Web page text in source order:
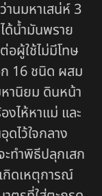
นมหาเสน่ห์ 3
ด้น้ำมันพราย
ผู้ใช้ไม่มีโทษ
16 ชนิด ผสม
านิยม ดินหน้า
งไห้หาแม่ และ
ไว้ใจกลาง
ทำพิธีปลุกเสก
กิดเหตุการณ์